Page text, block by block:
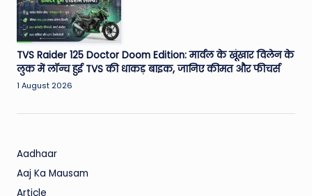
TVS Raider 125 Doctor Doom Edition: मार्वल के खूंखार विलेन के
लुक में लॉन्च हुई TVS की धाकड़ बाइक, जानिए कीमत और फीचर्स
1 August 2026
Aadhaar
Aaj Ka Mausam
Article